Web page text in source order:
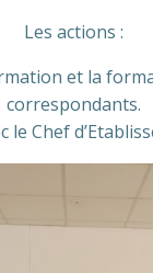
Les actions :
et la
correspondants.
Chef